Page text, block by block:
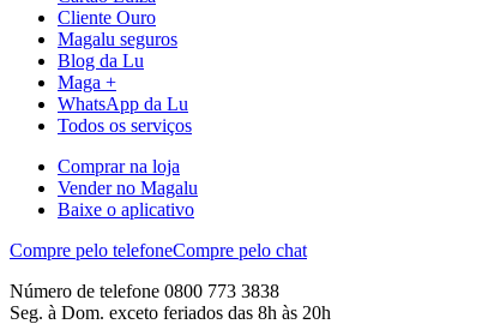
Cliente Ouro
Magalu seguros
Blog da Lu
Maga +
WhatsApp da Lu
Todos os serviços
Comprar na loja
Vender no Magalu
Baixe o aplicativo
Compre pelo telefoneCompre pelo chat
Número de telefone 0800 773 3838
Seg. à Dom. exceto feriados das 8h às 20h